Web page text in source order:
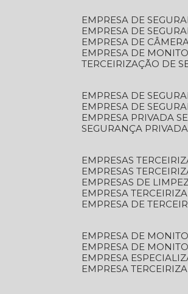
EMPRESA DE
EMPRESA DE
EMPRESA DE
EMPRESA DE
TERCEIRIZAÇÃO DE
EMPRESA DE
EMPRESA DE
EMPRESA PRIVADA
SEGURANÇA
EMPRESAS
EMPRESAS
EMPRESAS DE
EMPRESA
EMPRESA DE
EMPRESA DE
EMPRESA DE
EMPRESA
EMPRESA